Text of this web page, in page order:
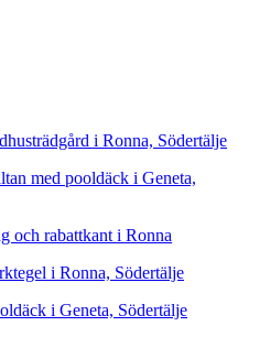
i Ronna, Södertälje
med pooldäck i Geneta,
och rabattkant i Ronna
i Ronna, Södertälje
i Geneta, Södertälje